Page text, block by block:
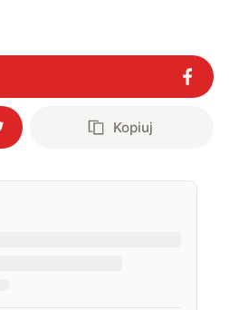
popkulturą. W wolnych
Kopiuj